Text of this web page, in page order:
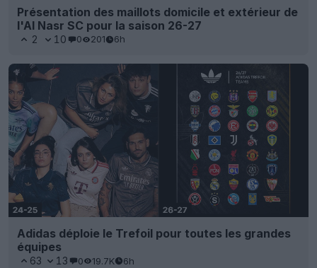
Présentation des maillots domicile et extérieur de
l'Al Nasr SC pour la saison 26-27
2 10 0 201 6h
Adidas déploie le Trefoil pour toutes les grandes
équipes
63 13 0 19.7K 6h